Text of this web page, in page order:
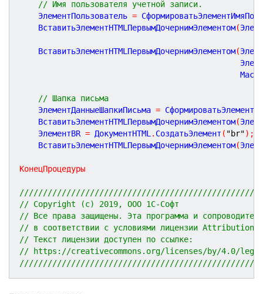
// Имя пользователя учетной записи.
	ЭлементПользователь
=
	ВставитьЭлементHTMLПервымДочернимЭлементом
(
	ВставитьЭлементHTMLПервымДочернимЭлементом
(
// Шапка письма
	ЭлементДанныеШапкиПисьма
=
	ВставитьЭлементHTMLПервымДочернимЭлементом
(
	ЭлементBR
= ДокументHTML . СоздатьЭлемент ( "br") ;
	ВставитьЭлементHTMLПервымДочернимЭлементом
(
КонецПроцедуры
// Copyright (c) 2019, ООО 1С-Софт
// Все права защищены. Эта программа и
// в соответствии с условиями лицензии
// Текст лицензии доступен по ссылке:
// https://creativecommons.org/licenses/by/4.0/